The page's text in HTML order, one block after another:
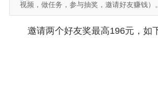
视频，做任务，参与抽奖，邀请好友赚钱）。
邀请两个好友奖最高196元，如